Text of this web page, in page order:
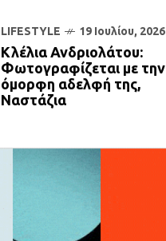
LIFESTYLE 19 Ιουλίου, 2026
Κλέλια Ανδριολάτου:
Φωτογραφίζεται με την
όμορφη αδελφή της,
Ναστάζια